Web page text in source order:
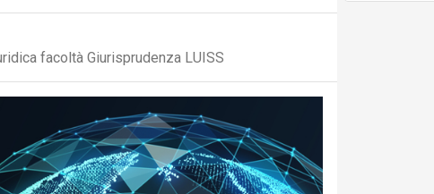
facoltà Giurisprudenza LUISS